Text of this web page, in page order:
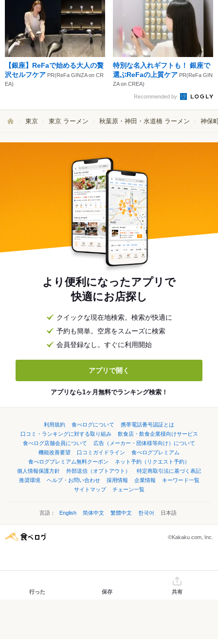
【銀座】ReFaで始める大人の贅
沢セルフケア PR(ReFa GINZA on CR
EA)
特別な名入れギフトも！ 銀座で
選ぶReFaの上質ケア PR(ReFa GIN
ZA on CREA)
Recommended by
東京 東京 ラーメン 秋葉原・神田・水道橋 ラーメン 神保
より便利になったアプリで
快適にお店探し
クイックな現在地検索。検索が快適に
予約も簡単。空席をスムーズに検索
会員登録なし。すぐに利用開始
アプリで開く
アプリなら1ヶ月無料でランキング検索！
利用規約 食べログについて
携帯電話番号認証とは
口コミ・ランキングに対する取り組み
飲食店・飲食企業様向けサービス
食べログ店舗会員について
広告（メーカー・団体様等向け）について
機能改善要望
口コミガイドライン
食べログプレミアム
食べログプレミアム無料クーポン
ネット予約（リクエスト予約）
個人情報保護方針
外部送信（オプトアウト）
特定商取引法に基づく表記
推奨環境
ヘルプ・お問い合わせ 採用情報 企業情報
キーワード一覧
サイトマップ
チェーン一覧
言語： English 简体中文 繁體中文 한국어 日本語
©Kakaku.com, Inc.
行った 保存 共有